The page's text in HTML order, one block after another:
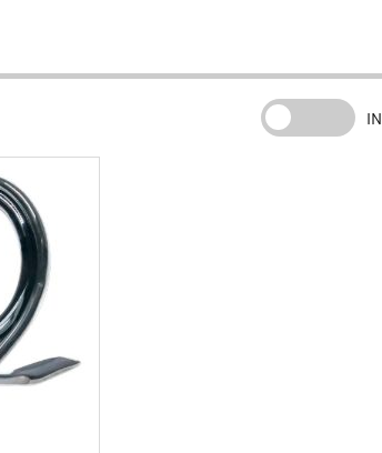
del Producto
perfil K-Series antienredos patentado por
Tres motivos principales para elegirlo:
Cero Enredos:
Gestión del Calor:
ambientes salinos.